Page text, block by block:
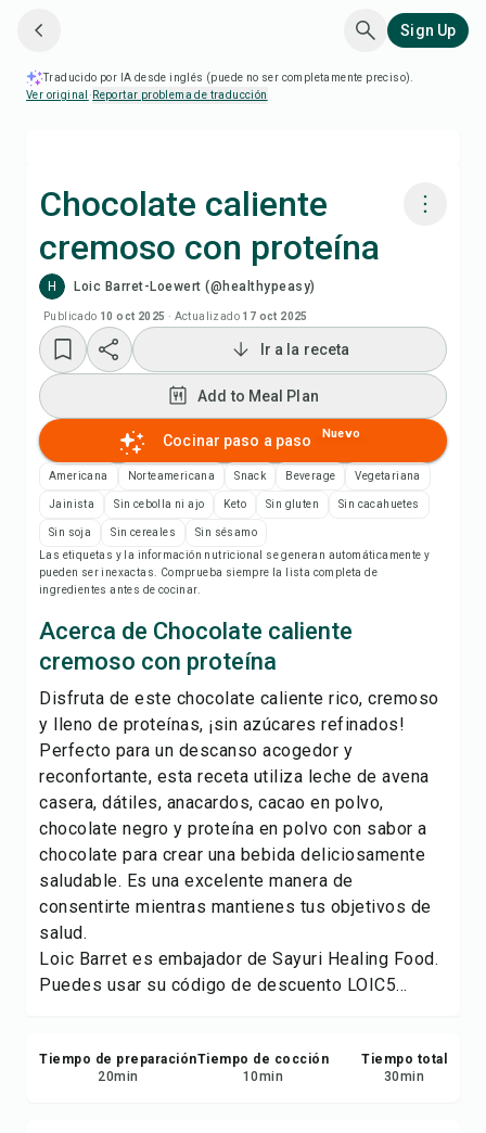
Sign Up
Traducido por IA desde inglés (puede no ser completamente preciso).
Ver original · Reportar problema de traducción
Chocolate caliente
cremoso con proteína
H Loic Barret-Loewert (@healthypeasy)
Publicado 10 oct 2025 · Actualizado 17 oct 2025
Cocinar con Chefadora AI
Ver video de la receta
Add to Meal Plan
Add to Shopping List
Imprimir receta
Compartir
Reportar
Ir a la receta
Add to Meal Plan
Cocinar paso a paso Nuevo
Americana Norteamericana Snack Beverage Vegetariana
Jainista Sin cebolla ni ajo Keto Sin gluten Sin cacahuetes
Sin soja Sin cereales
Sin sésamo
Las etiquetas y la información nutricional se generan automáticamente y
pueden ser inexactas. Comprueba siempre la lista completa de
ingredientes antes de cocinar.
Acerca de Chocolate caliente
cremoso con proteína
Disfruta de este chocolate caliente rico, cremoso
y lleno de proteínas, ¡sin azúcares refinados!
Perfecto para un descanso acogedor y
reconfortante, esta receta utiliza leche de avena
casera, dátiles, anacardos, cacao en polvo,
chocolate negro y proteína en polvo con sabor a
chocolate para crear una bebida deliciosamente
saludable. Es una excelente manera de
consentirte mientras mantienes tus objetivos de
salud.
Loic Barret es embajador de Sayuri Healing Food.
Puedes usar su código de descuento LOIC5...
Tiempo de preparación
20min
Tiempo de cocción
10min
Tiempo total
30min